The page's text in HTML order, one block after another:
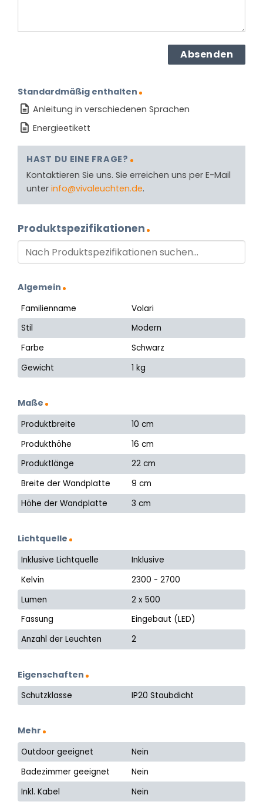
Standardmäßig enthalten
Anleitung in verschiedenen Sprachen
Energieetikett
HAST DU EINE FRAGE?
Kontaktieren Sie uns. Sie erreichen uns per E-Mail
unter info@vivaleuchten.de.
Produktspezifikationen
Algemein
Familienname
Volari
Stil
Modern
Farbe
Schwarz
Gewicht
1 kg
Maße
Produktbreite
10 cm
Produkthöhe
16 cm
Produktlänge
22 cm
Breite der Wandplatte
9 cm
Höhe der Wandplatte
3 cm
Lichtquelle
Inklusive Lichtquelle
Inklusive
Kelvin
2300 - 2700
Lumen
2 x 500
Fassung
Eingebaut (LED)
Anzahl der Leuchten
2
Eigenschaften
Schutzklasse IP20 Staubdicht
Mehr
Outdoor geeignet
Nein
Badezimmer geeignet
Nein
Inkl. Kabel
Nein